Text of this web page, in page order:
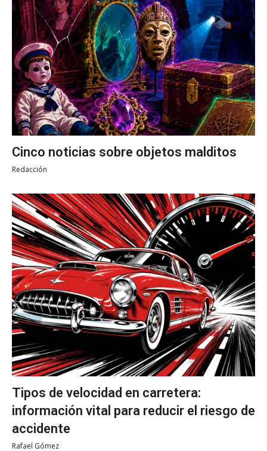
Cinco noticias sobre objetos malditos
Redacción
Tipos de velocidad en carretera:
información vital para reducir el riesgo de
accidente
Rafael Gómez